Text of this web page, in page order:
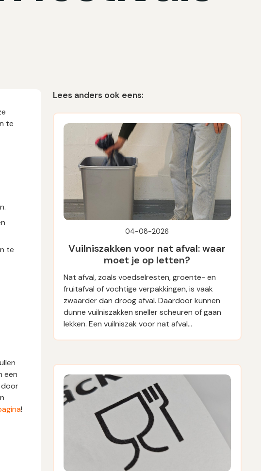
te
te
een
door
!
Lees anders ook eens:
04-08-2026
Vuilniszakken voor nat afval: waar
moet je op letten?
Nat afval, zoals voedselresten, groente- en
fruitafval of vochtige verpakkingen, is vaak
zwaarder dan droog afval. Daardoor kunnen
dunne vuilniszakken sneller scheuren of gaan
lekken. Een vuilniszak voor nat afval…